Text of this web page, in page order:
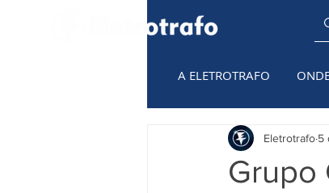
A ELETROTRAFO
Grupo
Eletrotrafo 5